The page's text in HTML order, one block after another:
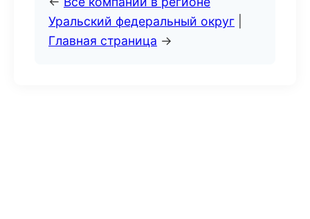
Уральский федеральный округ
Главная страница →